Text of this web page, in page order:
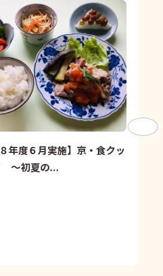
８年度６月実施】京・食クッ
～初夏の...